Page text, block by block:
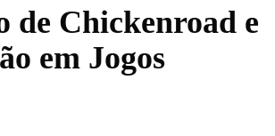
de Chickenroad e
em Jogos